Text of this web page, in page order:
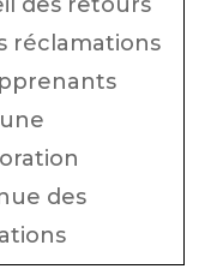
réclamations
des